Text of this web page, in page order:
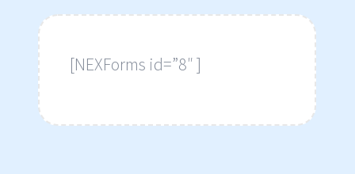
[NEXForms id=”8″ ]